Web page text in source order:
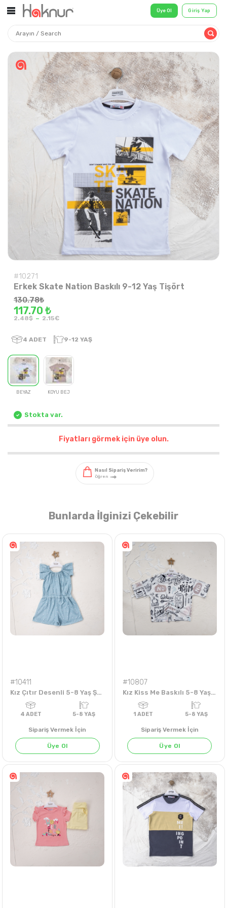
Üye Ol
#10271
Erkek Skate Nation Baskılı 9-12 Yaş Tişört
130.78₺
117.70 ₺
2.48$ - 2.15€
4 ADET 9-12 YAŞ
BEYAZ KOYU BEJ
Stokta var.
Fiyatları görmek için üye olun.
Nasıl Sipariş Veririm?
Öğren
Bunlarda İlginizi Çekebilir
#10411
Kız Çıtır Desenli 5-8 Yaş Şortlu Tululm
Sipariş Vermek İçin
Üye Ol
#10807
Kız Kiss Me Baskılı 5-8 Yaş Badi
1ADET 5-8
Sipariş Vermek İçin
Üye Ol